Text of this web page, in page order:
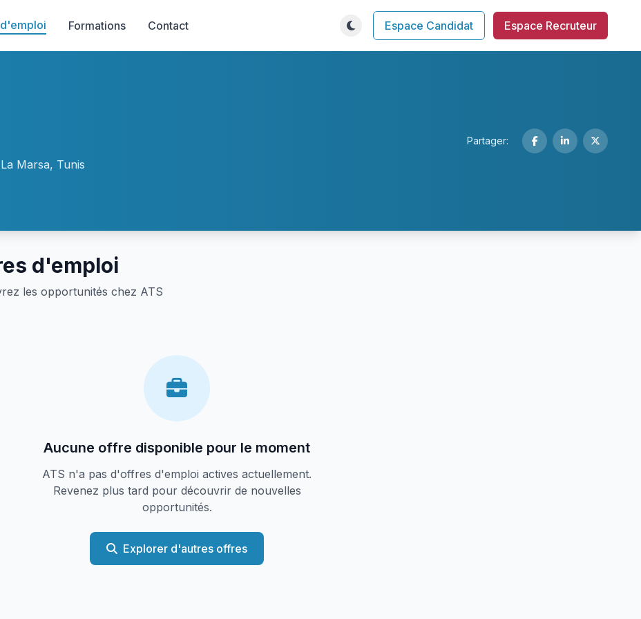
Formations Contact Espace Candidat Espace Recruteur
La Marsa, Tunis
Partager:
d'emploi
les opportunités chez ATS
Aucune offre disponible pour le moment
ATS n'a pas d'offres d'emploi actives actuellement.
Revenez plus tard pour découvrir de nouvelles
opportunités.
Explorer d'autres offres